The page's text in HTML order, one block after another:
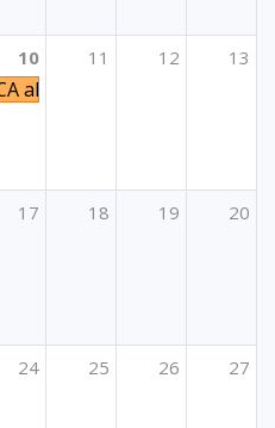
skills that enable
10
aktivnost "Developing
11 12 13
17 18 19 20
24 25 26 27